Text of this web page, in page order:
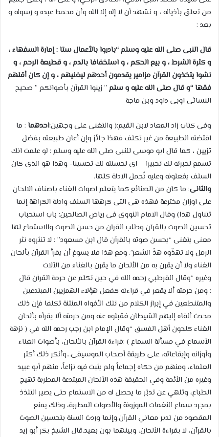
من تعلق بأذياله ، و نشهد أن لا إله إلا الله وأن محمدا عبده و رسوله و
بعد :
قال النبى صلى الله عليه وسلم “بادروا بالأعمال ستا : إمارة السفهاء ،
و كثرة الشرط ، و بيع الحكم ، و استخفافا بالدم ، و قطيعة الرحم ، و
نشوا يتخذون القرآن مزامير يقدمون أحدهم ليغنيهم ، و إن كان أقلهم
فقها “و قال صلى الله عليه و سلم ” زينوا القرآن بأصواتكم ” صحيح
النسائى اوبى داود وبن ماجة
وفى كتاب زاد المعاد لابن القيم:( والتغنى على وجهين:احدهما : ما
اقتضته الطبيعة من غير تكلف فهذا جائز وإن أعان طبيعته بفضل
تزيين ، كما قال ابو موسى للنبى صلى الله عليه وسلم : لو علمت انك
تسمع لحبرته لك تحبيرا – اى لحسنته لك تحسينا- وهذا هو الذى كان
السلف يفعلونه وعليه تُحمل الادلة كلها.
والثانى: ما كان من الصنائع كما يتعلم اصوات الغناء باصناف الالحان
على اوزان مخترعة فهذه هى التى كرهها السلف وادلة الكراهة إنما
تتناول هذا) وقال الامام النووى فى رياض الصالحين: باب استحباب
تحسين الصوت بالقرآن وطلب القرآن من حسن الصوت والاستماع لها
معنى يتغنى “يحسن صوته بالقرآن قال ابن مسعود” : لا تنثروه نثر
الرمل ولا تهذّوه هذّ الشعر”. ومع هذا فلا يسوغ أن يقرأ القرآن بألحان
الغناء ولا أن يقرن به من الألحان ما يقرن بالغناء من الآلات
وغيره “وقال القرطبي رحمه الله في حين تكلم عن حرمة القرآن قال
: ومن حرمته ألا يقعر في قراءته كفعل هؤلاء الهمزيين المبتدعين
والمتنطعين في إبراز الكلام من تلك الأفواه المنتنة تكلفا فإن ذلك
محدث ألقاه إليهم الشيطان فقبلوه عنه ومن حرمته ألا يقرأه بألحان
الغناء كلحون أهل الفسق “وقال الإمام ابن رجب رحمه الله في ( نزهة
الأسماع في مسألة السماع ) :قراءة القرآن بالألحان، بأصوات الغناء
وأوزانه وإيقاعاته، على طريقة أصحاب الموسيقى…وأنكر ذلك أكثر
العلماء، ومنهم من حكاه إجماعاً ولم يثبت فيه نزاعاً، منهم أبو عبيد
وغيره من الأئمة وفي الحقيقة هذه الألحان المبتدعة المطربة تهيج
الطباع، وتلهي عن تدبّر ما يحصل له من الاستماع حتى يصير التلذذ
بمجرد سماع النغمات الموزونة والأصوات المطربة، وذلك يمنع
المقصود من تدبر معاني القرآن.وإنما وردت السنة بتحسين الصوت
بالقرآن، لا بقراءة الألحان، وبينهما بون بعيد.قال الشيخ بكر أبو زيد